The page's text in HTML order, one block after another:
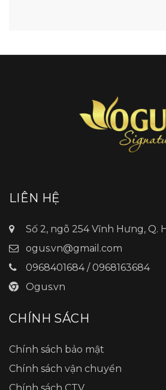
LIÊN HỆ
Số 2, ngõ 254 Vĩnh Hưng, Q.
ogus.vn@gmail.com
0968401684 / 0968163684
Ogus.vn
CHÍNH SÁCH
Chính sách bảo mật
Chính sách vận chuyển